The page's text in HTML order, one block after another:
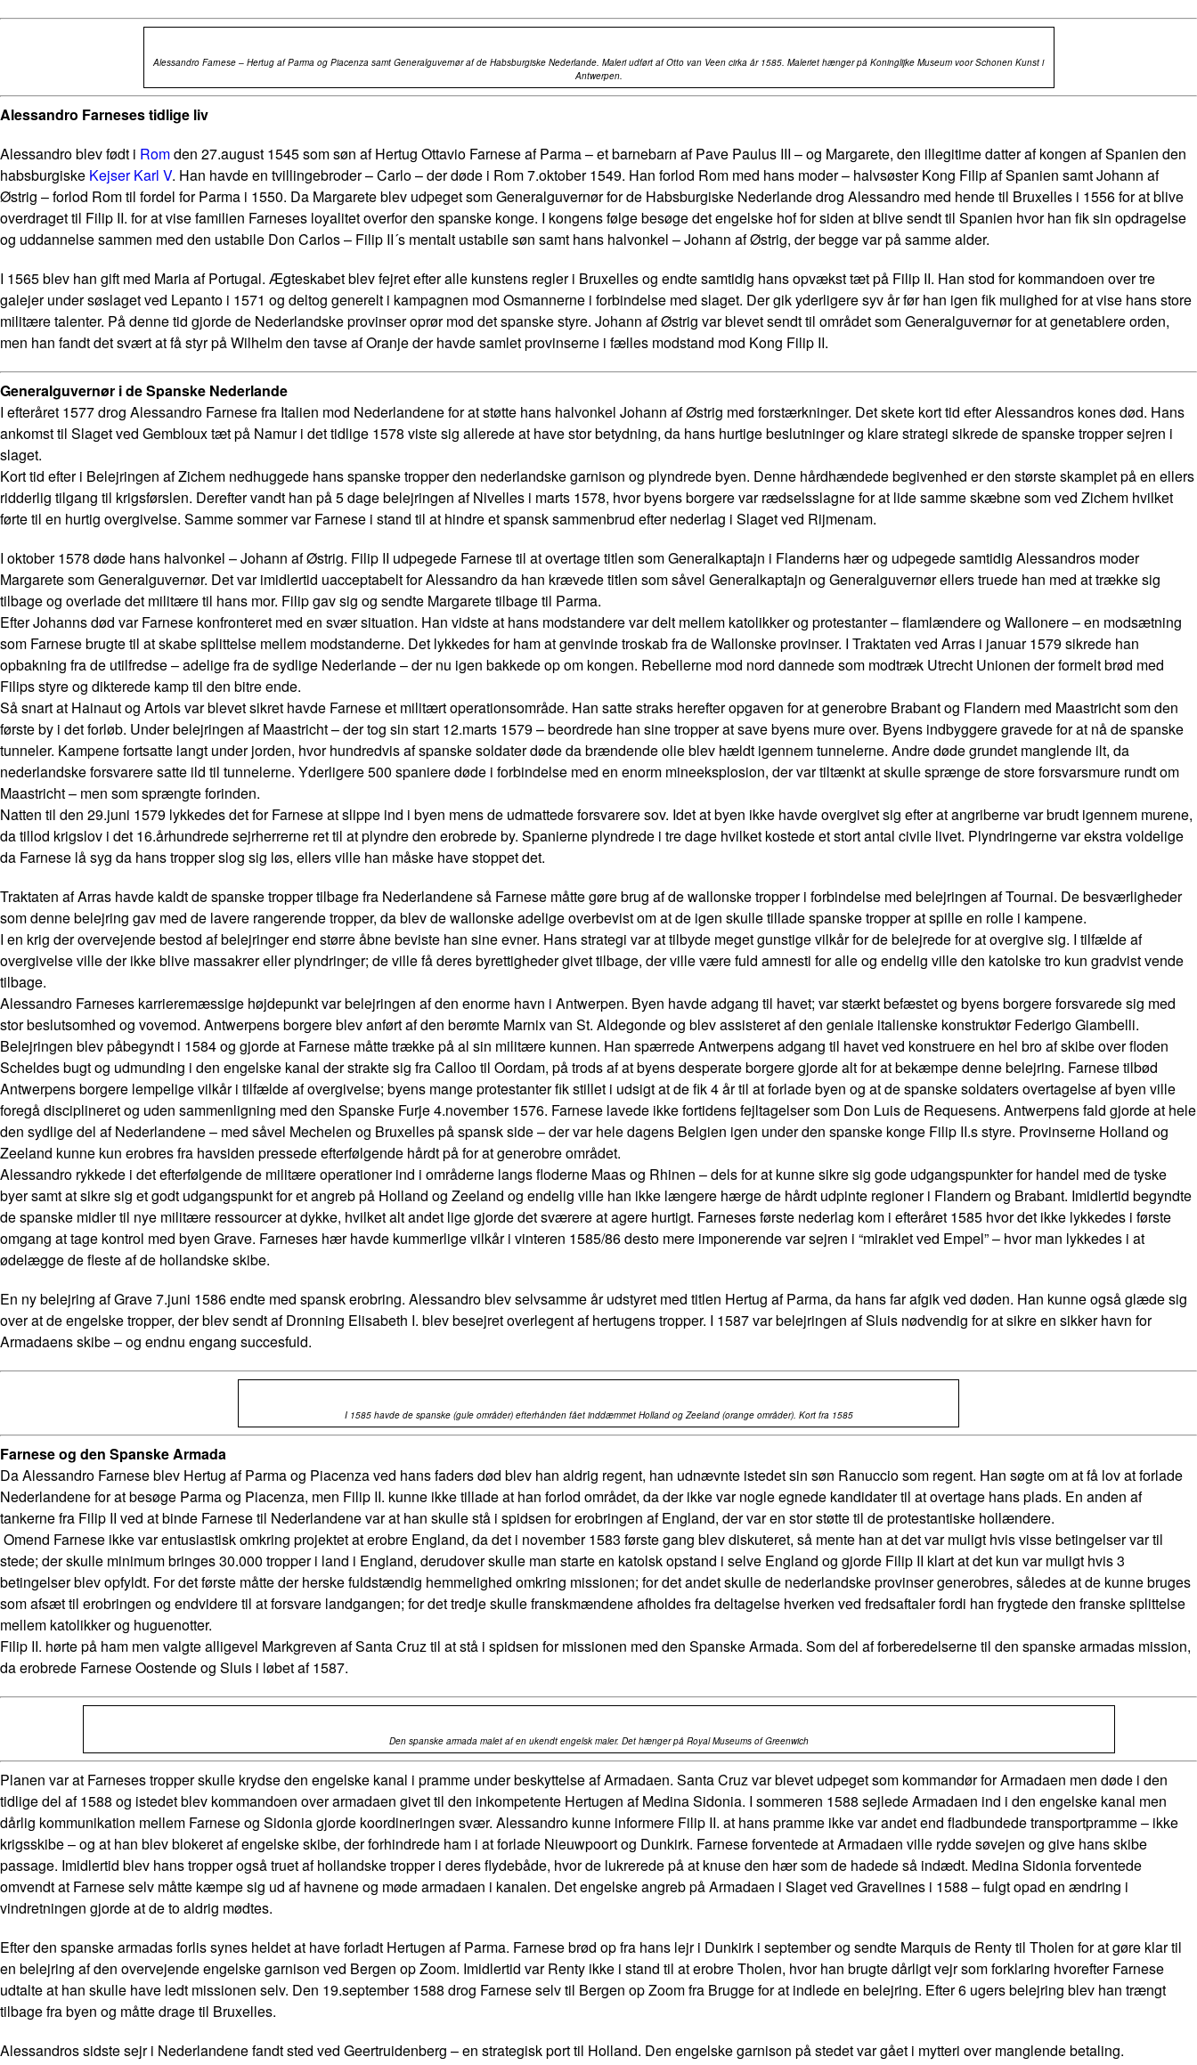
Alessandro Farnese – Hertug af Parma og Piacenza samt Generalguvernør af de Habsburgiske Nederlande. Maleri udført af Otto van Veen cirka år 1585. Maleriet hænger på Koninglijke Museum voor Schonen Kunst i
Antwerpen.
Alessandro Farneses tidlige liv
Alessandro blev født i Romden 27.august 1545 som søn af Hertug Ottavio Farnese af Parma – et barnebarn af Pave Paulus III – og Margarete, den illegitime datter af kongen af Spanien den
habsburgiske Kejser Karl V. Han havde en tvillingebroder – Carlo – der døde i Rom 7.oktober 1549. Han forlod Rom med hans moder – halvsøster Kong Filip af Spanien samt Johann af
Østrig – forlod Rom til fordel for Parma i 1550. Da Margarete blev udpeget som Generalguvernør for de Habsburgiske Nederlande drog Alessandro med hende til Bruxelles i 1556 for at blive
overdraget til Filip II. for at vise familien Farneses loyalitet overfor den spanske konge. I kongens følge besøge det engelske hof for siden at blive sendt til Spanien hvor han fik sin opdragelse
og uddannelse sammen med den ustabile Don Carlos – Filip II´s mentalt ustabile søn samt hans halvonkel – Johann af Østrig, der begge var på samme alder.
I 1565 blev han gift med Maria af Portugal. Ægteskabet blev fejret efter alle kunstens regler i Bruxelles og endte samtidig hans opvækst tæt på Filip II. Han stod for kommandoen over tre
galejer under søslaget ved Lepanto i 1571 og deltog generelt i kampagnen mod Osmannerne i forbindelse med slaget. Der gik yderligere syv år før han igen fik mulighed for at vise hans store
militære talenter. På denne tid gjorde de Nederlandske provinser oprør mod det spanske styre. Johann af Østrig var blevet sendt til området som Generalguvernør for at genetablere orden,
men han fandt det svært at få styr på Wilhelm den tavse af Oranje der havde samlet provinserne i fælles modstand mod Kong Filip II.
Generalguvernør i de Spanske Nederlande
I efteråret 1577 drog Alessandro Farnese fra Italien mod Nederlandene for at støtte hans halvonkel Johann af Østrig med forstærkninger. Det skete kort tid efter Alessandros kones død. Hans
ankomst til Slaget ved Gembloux tæt på Namur i det tidlige 1578 viste sig allerede at have stor betydning, da hans hurtige beslutninger og klare strategi sikrede de spanske tropper sejren i
slaget.
Kort tid efter i Belejringen af Zichem nedhuggede hans spanske tropper den nederlandske garnison og plyndrede byen. Denne hårdhændede begivenhed er den største skamplet på en ellers
ridderlig tilgang til krigsførslen. Derefter vandt han på 5 dage belejringen af Nivelles i marts 1578, hvor byens borgere var rædselsslagne for at lide samme skæbne som ved Zichem hvilket
førte til en hurtig overgivelse. Samme sommer var Farnese i stand til at hindre et spansk sammenbrud efter nederlag i Slaget ved Rijmenam.
I oktober 1578 døde hans halvonkel – Johann af Østrig. Filip II udpegede Farnese til at overtage titlen som Generalkaptajn i Flanderns hær og udpegede samtidig Alessandros moder
Margarete som Generalguvernør. Det var imidlertid uacceptabelt for Alessandro da han krævede titlen som såvel Generalkaptajn og Generalguvernør ellers truede han med at trække sig
tilbage og overlade det militære til hans mor. Filip gav sig og sendte Margarete tilbage til Parma.
Efter Johanns død var Farnese konfronteret med en svær situation. Han vidste at hans modstandere var delt mellem katolikker og protestanter – flamlændere og Wallonere – en modsætning
som Farnese brugte til at skabe splittelse mellem modstanderne. Det lykkedes for ham at genvinde troskab fra de Wallonske provinser. I Traktaten ved Arras i januar 1579 sikrede han
opbakning fra de utilfredse – adelige fra de sydlige Nederlande – der nu igen bakkede op om kongen. Rebellerne mod nord dannede som modtræk Utrecht Unionen der formelt brød med
Filips styre og dikterede kamp til den bitre ende.
Så snart at Hainaut og Artois var blevet sikret havde Farnese et militært operationsområde. Han satte straks herefter opgaven for at generobre Brabant og Flandern med Maastricht som den
første by i det forløb. Under belejringen af Maastricht – der tog sin start 12.marts 1579 – beordrede han sine tropper at save byens mure over. Byens indbyggere gravede for at nå de spanske
tunneler. Kampene fortsatte langt under jorden, hvor hundredvis af spanske soldater døde da brændende olie blev hældt igennem tunnelerne. Andre døde grundet manglende ilt, da
nederlandske forsvarere satte ild til tunnelerne. Yderligere 500 spaniere døde i forbindelse med en enorm mineeksplosion, der var tiltænkt at skulle sprænge de store forsvarsmure rundt om
Maastricht – men som sprængte forinden.
Natten til den 29.juni 1579 lykkedes det for Farnese at slippe ind i byen mens de udmattede forsvarere sov. Idet at byen ikke havde overgivet sig efter at angriberne var brudt igennem murene,
da tillod krigslov i det 16.århundrede sejrherrerne ret til at plyndre den erobrede by. Spanierne plyndrede i tre dage hvilket kostede et stort antal civile livet. Plyndringerne var ekstra voldelige
da Farnese lå syg da hans tropper slog sig løs, ellers ville han måske have stoppet det.
Traktaten af Arras havde kaldt de spanske tropper tilbage fra Nederlandene så Farnese måtte gøre brug af de wallonske tropper i forbindelse med belejringen af Tournai. De besværligheder
som denne belejring gav med de lavere rangerende tropper, da blev de wallonske adelige overbevist om at de igen skulle tillade spanske tropper at spille en rolle i kampene.
I en krig der overvejende bestod af belejringer end større åbne beviste han sine evner. Hans strategi var at tilbyde meget gunstige vilkår for de belejrede for at overgive sig. I tilfælde af
overgivelse ville der ikke blive massakrer eller plyndringer; de ville få deres byrettigheder givet tilbage, der ville være fuld amnesti for alle og endelig ville den katolske tro kun gradvist vende
tilbage.
Alessandro Farneses karrieremæssige højdepunkt var belejringen af den enorme havn i Antwerpen. Byen havde adgang til havet; var stærkt befæstet og byens borgere forsvarede sig med
stor beslutsomhed og vovemod. Antwerpens borgere blev anført af den berømte Marnix van St. Aldegonde og blev assisteret af den geniale italienske konstruktør Federigo Giambelli.
Belejringen blev påbegyndt i 1584 og gjorde at Farnese måtte trække på al sin militære kunnen. Han spærrede Antwerpens adgang til havet ved konstruere en hel bro af skibe over floden
Scheldes bugt og udmunding i den engelske kanal der strakte sig fra Calloo til Oordam, på trods af at byens desperate borgere gjorde alt for at bekæmpe denne belejring. Farnese tilbød
Antwerpens borgere lempelige vilkår i tilfælde af overgivelse; byens mange protestanter fik stillet i udsigt at de fik 4 år til at forlade byen og at de spanske soldaters overtagelse af byen ville
foregå disciplineret og uden sammenligning med den Spanske Furje 4.november 1576. Farnese lavede ikke fortidens fejltagelser som Don Luis de Requesens. Antwerpens fald gjorde at hele
den sydlige del af Nederlandene – med såvel Mechelen og Bruxelles på spansk side – der var hele dagens Belgien igen under den spanske konge Filip II.s styre. Provinserne Holland og
Zeeland kunne kun erobres fra havsiden pressede efterfølgende hårdt på for at generobre området.
Alessandro rykkede i det efterfølgende de militære operationer ind i områderne langs floderne Maas og Rhinen – dels for at kunne sikre sig gode udgangspunkter for handel med de tyske
byer samt at sikre sig et godt udgangspunkt for et angreb på Holland og Zeeland og endelig ville han ikke længere hærge de hårdt udpinte regioner i Flandern og Brabant. Imidlertid begyndte
de spanske midler til nye militære ressourcer at dykke, hvilket alt andet lige gjorde det sværere at agere hurtigt. Farneses første nederlag kom i efteråret 1585 hvor det ikke lykkedes i første
omgang at tage kontrol med byen Grave. Farneses hær havde kummerlige vilkår i vinteren 1585/86 desto mere imponerende var sejren i “miraklet ved Empel” – hvor man lykkedes i at
ødelægge de fleste af de hollandske skibe.
En ny belejring af Grave 7.juni 1586 endte med spansk erobring. Alessandro blev selvsamme år udstyret med titlen Hertug af Parma, da hans far afgik ved døden. Han kunne også glæde sig
over at de engelske tropper, der blev sendt af Dronning Elisabeth I. blev besejret overlegent af hertugens tropper. I 1587 var belejringen af Sluis nødvendig for at sikre en sikker havn for
Armadaens skibe – og endnu engang succesfuld.
I 1585 havde de spanske (gule områder) efterhånden fået inddæmmet Holland og Zeeland (orange områder). Kort fra 1585
Farnese og den Spanske Armada
Da Alessandro Farnese blev Hertug af Parma og Piacenza ved hans faders død blev han aldrig regent, han udnævnte istedet sin søn Ranuccio som regent. Han søgte om at få lov at forlade
Nederlandene for at besøge Parma og Piacenza, men Filip II. kunne ikke tillade at han forlod området, da der ikke var nogle egnede kandidater til at overtage hans plads. En anden af
tankerne fra Filip II ved at binde Farnese til Nederlandene var at han skulle stå i spidsen for erobringen af England, der var en stor støtte til de protestantiske hollændere.
Omend Farnese ikke var entusiastisk omkring projektet at erobre England, da det i november 1583 første gang blev diskuteret, så mente han at det var muligt hvis visse betingelser var til
stede; der skulle minimum bringes 30.000 tropper i land i England, derudover skulle man starte en katolsk opstand i selve England og gjorde Filip II klart at det kun var muligt hvis 3
betingelser blev opfyldt. For det første måtte der herske fuldstændig hemmelighed omkring missionen; for det andet skulle de nederlandske provinser generobres, således at de kunne bruges
som afsæt til erobringen og endvidere til at forsvare landgangen; for det tredje skulle franskmændene afholdes fra deltagelse hverken ved fredsaftaler fordi han frygtede den franske splittelse
mellem katolikker og huguenotter.
Filip II. hørte på ham men valgte alligevel Markgreven af Santa Cruz til at stå i spidsen for missionen med den Spanske Armada. Som del af forberedelserne til den spanske armadas mission,
da erobrede Farnese Oostende og Sluis i løbet af 1587.
Den spanske armada malet af en ukendt engelsk maler. Det hænger på Royal Museums of Greenwich
Planen var at Farneses tropper skulle krydse den engelske kanal i pramme under beskyttelse af Armadaen. Santa Cruz var blevet udpeget som kommandør for Armadaen men døde i den
tidlige del af 1588 og istedet blev kommandoen over armadaen givet til den inkompetente Hertugen af Medina Sidonia. I sommeren 1588 sejlede Armadaen ind i den engelske kanal men
dårlig kommunikation mellem Farnese og Sidonia gjorde koordineringen svær. Alessandro kunne informere Filip II. at hans pramme ikke var andet end fladbundede transportpramme – ikke
krigsskibe – og at han blev blokeret af engelske skibe, der forhindrede ham i at forlade Nieuwpoort og Dunkirk. Farnese forventede at Armadaen ville rydde søvejen og give hans skibe
passage. Imidlertid blev hans tropper også truet af hollandske tropper i deres flydebåde, hvor de lukrerede på at knuse den hær som de hadede så indædt. Medina Sidonia forventede
omvendt at Farnese selv måtte kæmpe sig ud af havnene og møde armadaen i kanalen. Det engelske angreb på Armadaen i Slaget ved Gravelines i 1588 – fulgt opad en ændring i
vindretningen gjorde at de to aldrig mødtes.
Efter den spanske armadas forlis synes heldet at have forladt Hertugen af Parma. Farnese brød op fra hans lejr i Dunkirk i september og sendte Marquis de Renty til Tholen for at gøre klar til
en belejring af den overvejende engelske garnison ved Bergen op Zoom. Imidlertid var Renty ikke i stand til at erobre Tholen, hvor han brugte dårligt vejr som forklaring hvorefter Farnese
udtalte at han skulle have ledt missionen selv. Den 19.september 1588 drog Farnese selv til Bergen op Zoom fra Brugge for at indlede en belejring. Efter 6 ugers belejring blev han trængt
tilbage fra byen og måtte drage til Bruxelles.
Alessandros sidste sejr i Nederlandene fandt sted ved Geertruidenberg – en strategisk port til Holland. Den engelske garnison på stedet var gået i mytteri over manglende betaling.